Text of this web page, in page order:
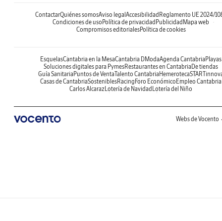
ContactarQuiénes somosAviso legal Accesibilidad Reglamento UE 2024/
Condiciones de uso Política de privacidad Publicidad Mapa web
Compromisos editorialesPolítica de cookies
EsquelasCantabria en la MesaCantabria DModaAgenda Cantabria Playas
Soluciones digitales para PymesRestaurantes en Cantabria De tiendas
Guía Sanitaria Puntos de VentaTalento Cantabria Hemeroteca
Casas de CantabriaSosteniblesRacing Foro Económico Empleo Cantabria
Carlos AlcarazLotería de Navidad Lotería del Niño
Webs de Vocento